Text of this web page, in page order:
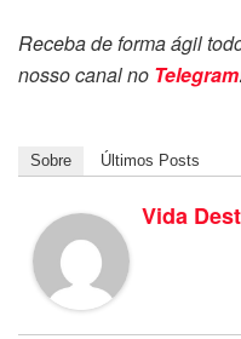
Receba de forma ágil
nosso canal no Telegram
Sobre Últimos Posts
Vida